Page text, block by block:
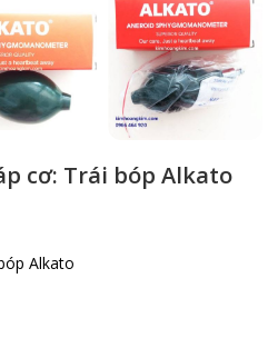
cơ: Trái bóp Alkato
Alkato